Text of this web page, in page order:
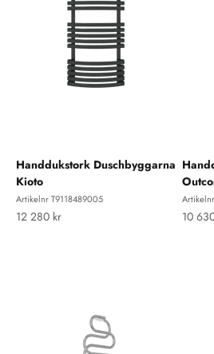
Handdukstork Duschbyggarna
Kioto
Artikelnr T9118489005
REA-pris
12 280 kr REA-
10